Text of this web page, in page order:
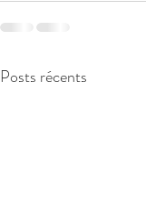
Posts récents